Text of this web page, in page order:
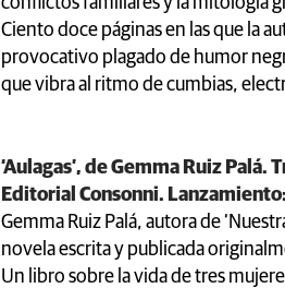
Ciento doce páginas en las que la
provocativo plagado de humor
que vibra al ritmo de cumbias,
‘Aulagas’, de Gemma Ruiz Palá.
Editorial Consonni.
Gemma Ruiz Palá, autora de
novela escrita y publicada
Un libro sobre la vida de tres